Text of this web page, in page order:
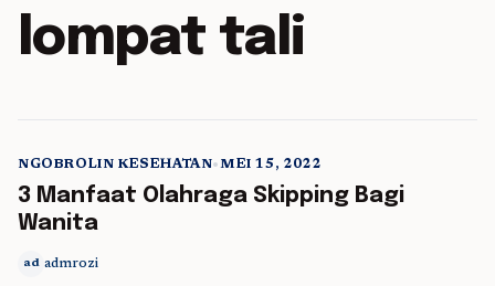
lompat tali
5 min read
NGOBROLIN KESEHATAN•MEI 15, 2022
3 Manfaat Olahraga Skipping Bagi
Wanita
ad admrozi